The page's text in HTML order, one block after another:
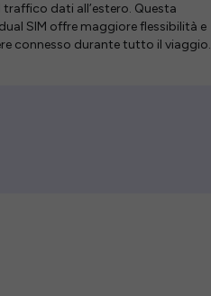
traffico dati all’estero. Questa
SIM offre maggiore flessibilità e
connesso durante tutto il viaggio.